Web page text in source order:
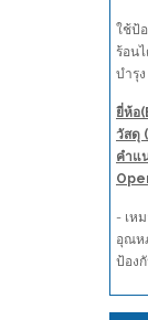
ใช้ป้
ร้อน
บำรุง
ยี่ห้อ
วัสดุ
คำแ
- เห
อุณห
ป้อง